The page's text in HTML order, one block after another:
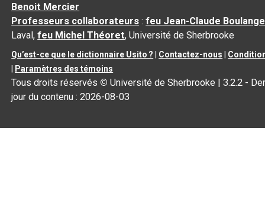
Benoit Mercier
Professeurs collaborateurs :feu Jean-Claude
Laval,feu Michel Théoret, Université de Sherbrooke
Qu’est-ce que le dictionnaire Usito ? Contactez-nous
Paramètres des témoins
Tous droits réservés © Université de Sherbrooke |3.2.2 -
jour du contenu :2026-08-03